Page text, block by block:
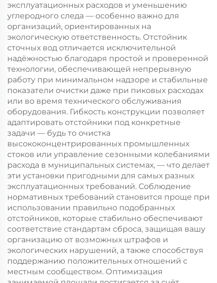
эксплуатационных расходов и уменьшению
углеродного следа — особенно важно для
организаций, ориентированных на
экологическую ответственность. Отстойник
сточных вод отличается исключительной
надёжностью благодаря простой и проверенной
технологии, обеспечивающей непрерывную
работу при минимальном надзоре и стабильные
показатели очистки даже при пиковых расходах
или во время технического обслуживания
оборудования. Гибкость конструкции позволяет
адаптировать отстойники под конкретные
задачи — будь то очистка
высококонцентрированных промышленных
стоков или управление сезонными колебаниями
расхода в муниципальных системах, — что делает
эти установки пригодными для самых разных
эксплуатационных требований. Соблюдение
нормативных требований становится проще при
использовании правильно подобранных
отстойников, которые стабильно обеспечивают
соответствие стандартам сброса, защищая вашу
организацию от возможных штрафов и
экологических нарушений, а также способствуя
поддержанию положительных отношений с
местным сообществом. Оптимизация